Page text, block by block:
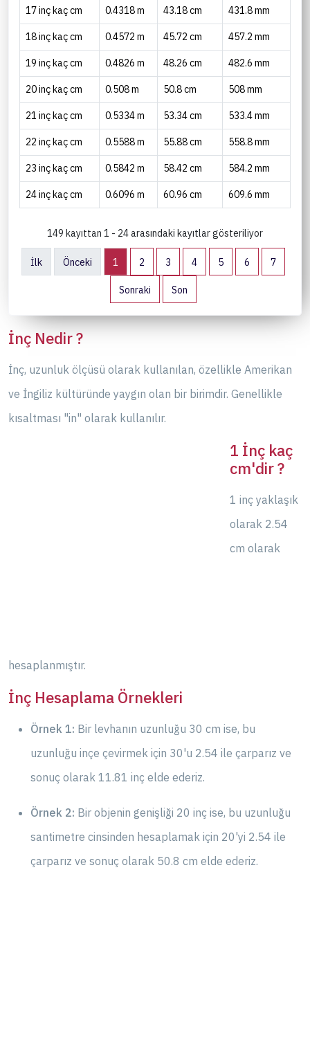
17 inç kaç cm 0.4318 m 43.18 cm 431.8 mm
18 inç kaç cm 0.4572 m 45.72 cm 457.2 mm
19 inç kaç cm 0.4826 m 48.26 cm 482.6 mm
20 inç kaç cm 0.508 m 50.8 cm 508 mm
21 inç kaç cm 0.5334 m 53.34 cm 533.4 mm
22 inç kaç cm 0.5588 m 55.88 cm 558.8 mm
23 inç kaç cm 0.5842 m 58.42 cm 584.2 mm
24 inç kaç cm 0.6096 m 60.96 cm 609.6 mm
149 kayıttan 1 - 24 arasındaki kayıtlar gösteriliyor
İlk Önceki 1 2 3 4 5 6 7
Sonraki Son
İnç Nedir ?
İnç, uzunluk ölçüsü olarak kullanılan, özellikle Amerikan
ve İngiliz kültüründe yaygın olan bir birimdir. Genellikle
kısaltması "in" olarak kullanılır.
1 İnç kaç
cm'dir ?
1 inç yaklaşık
olarak 2.54
cm olarak
hesaplanmıştır.
İnç Hesaplama Örnekleri
Örnek 1: Bir levhanın uzunluğu 30 cm ise, bu
uzunluğu inçe çevirmek için 30'u 2.54 ile çarparız ve
sonuç olarak 11.81 inç elde ederiz.
Örnek 2: Bir objenin genişliği 20 inç ise, bu uzunluğu
santimetre cinsinden hesaplamak için 20'yi 2.54 ile
çarparız ve sonuç olarak 50.8 cm elde ederiz.